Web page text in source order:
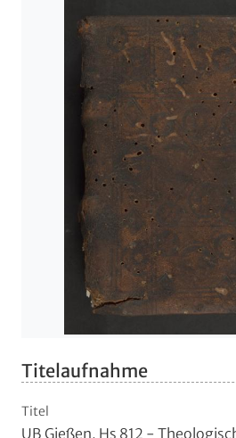
Titelaufnahme
Titel
UB Gießen, Hs 812 -